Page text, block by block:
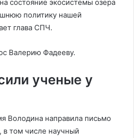
состояние экосистемы озера
политику нашей
глава СПЧ.
Валерию Фадееву.
ученые у
Володина направила письмо
в том числе научный